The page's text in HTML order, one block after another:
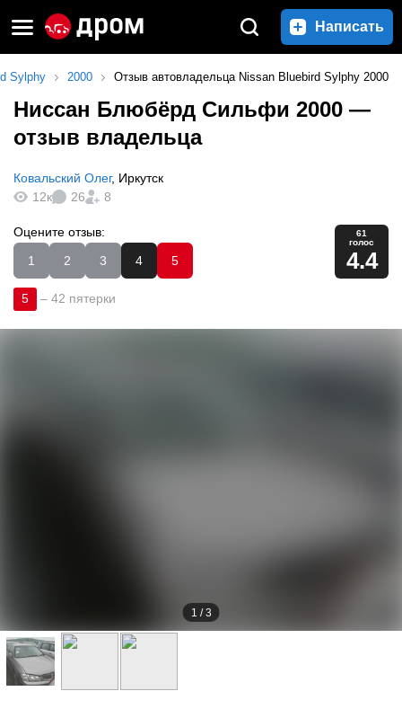
Написать
Sylphy 2000 Отзыв автовладельца Nissan Bluebird Sylphy 2000
Ниссан Блюбёрд Сильфи 2000 —
отзыв владельца
Ковальский Олег, Иркутск
12к
26 8
Оцените отзыв:
1
2 3 4 5
61
голос
4.4
5 – 42 пятерки
1 /3